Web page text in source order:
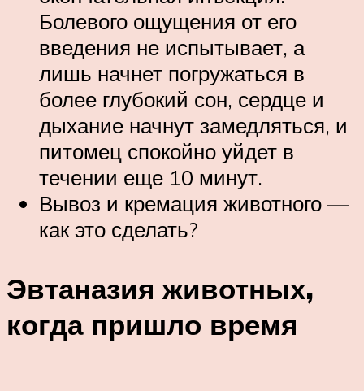
Болевого ощущения от его
введения не испытывает, а
лишь начнет погружаться в
более глубокий сон, сердце и
дыхание начнут замедляться, и
питомец спокойно уйдет в
течении еще 10 минут.
Вывоз и кремация животного —
как это сделать?
Эвтаназия животных,
когда пришло время